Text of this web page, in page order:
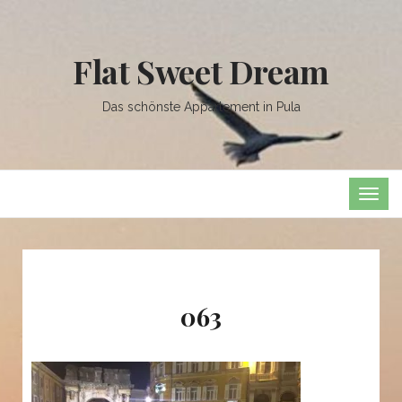
Flat Sweet Dream
Das schönste Appartement in Pula
063